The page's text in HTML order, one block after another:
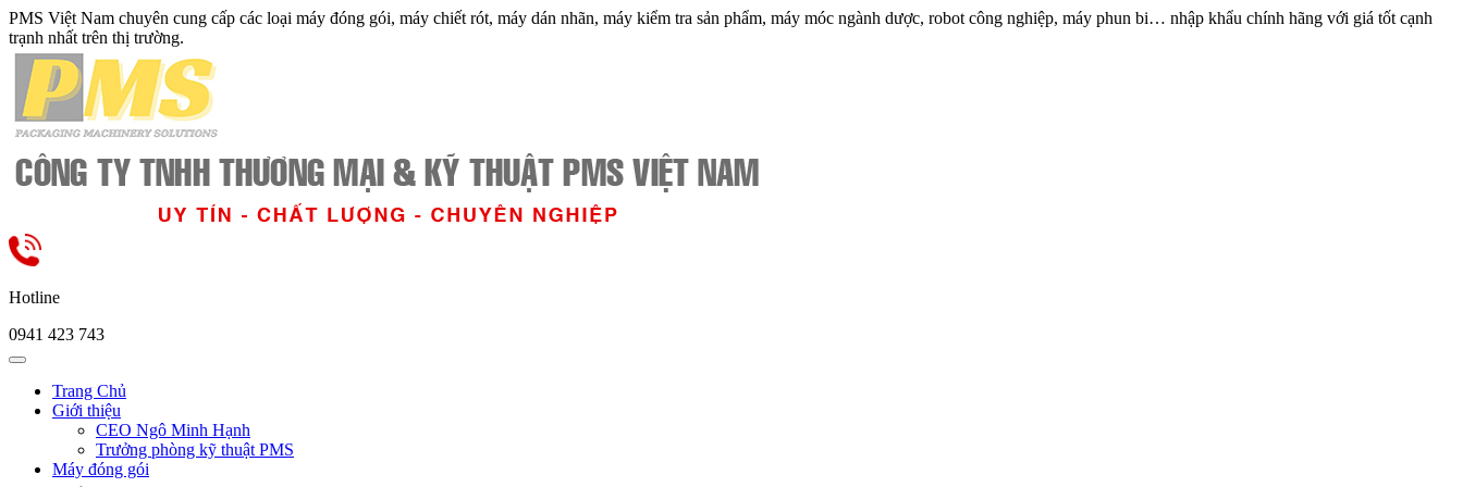
PMS Việt Nam chuyên cung cấp các loại máy đóng gói, máy chiết rót, máy dán nhãn, máy kiểm tra sản phẩm, máy móc ngành dược, robot công nghiệp, máy phun bi… nhập khẩu chính hãng với giá tốt cạnh
trạnh nhất trên thị trường.
Hotline
0941 423 743
Trang Chủ
Giới thiệu
CEO Ngô Minh Hạnh
Trưởng phòng kỹ thuật PMS
Máy đóng gói